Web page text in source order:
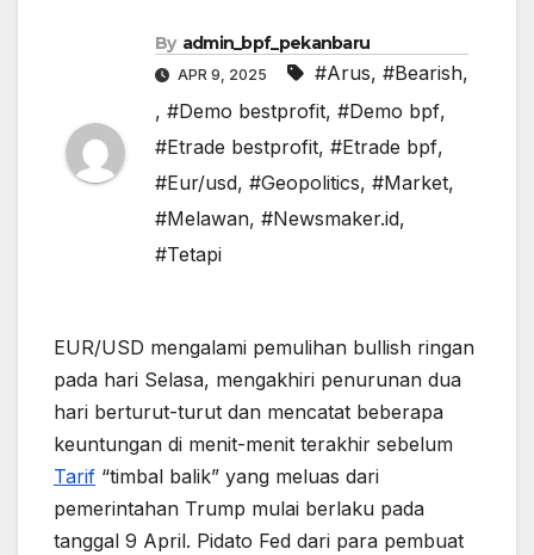
By admin_bpf_pekanbaru
APR 9, 2025 #Arus, #Bearish,
, #Demo bestprofit, #Demo bpf,
#Etrade bestprofit, #Etrade bpf,
#Eur/usd, #Geopolitics, #Market,
#Melawan, #Newsmaker.id,
#Tetapi
EUR/USD mengalami pemulihan bullish ringan
pada hari Selasa, mengakhiri penurunan dua
hari berturut-turut dan mencatat beberapa
keuntungan di menit-menit terakhir sebelum
Tarif “timbal balik” yang meluas dari
pemerintahan Trump mulai berlaku pada
tanggal 9 April. Pidato Fed dari para pembuat